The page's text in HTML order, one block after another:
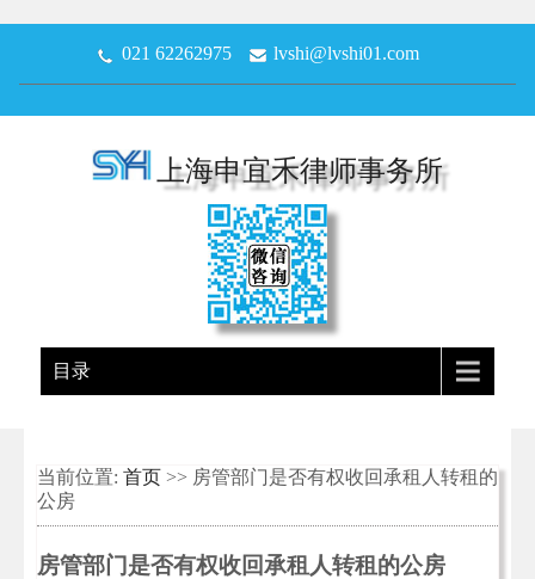
021 62262975 lvshi@lvshi01.com
上海申宜禾律师事务所
目录
当前位置: 首页 >> 房管部门是否有权收回承租人转租的
公房
房管部门是否有权收回承租人转租的公房